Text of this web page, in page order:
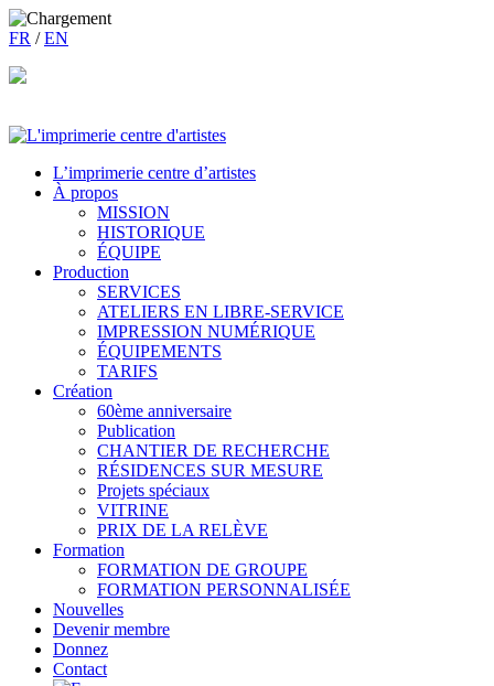
FR /EN
L’imprimerie centre d’artistes
À propos
MISSION
HISTORIQUE
ÉQUIPE
Production
SERVICES
ATELIERS EN LIBRE-SERVICE
IMPRESSION NUMÉRIQUE
ÉQUIPEMENTS
TARIFS
Création
60ème anniversaire
Publication
CHANTIER DE RECHERCHE
RÉSIDENCES SUR MESURE
Projets spéciaux
VITRINE
PRIX DE LA RELÈVE
Formation
FORMATION DE GROUPE
FORMATION PERSONNALISÉE
Nouvelles
Devenir membre
Donnez
Contact